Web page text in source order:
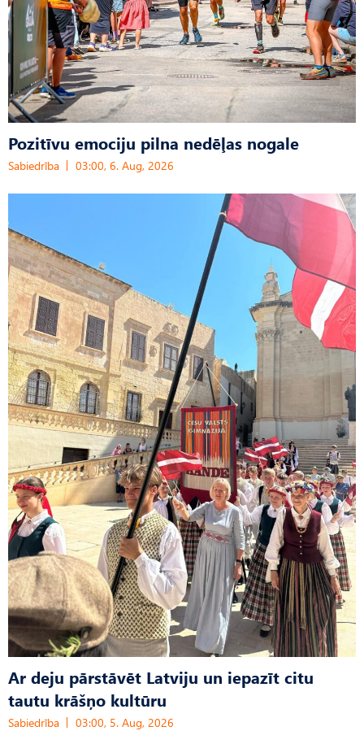
Pozitīvu emociju pilna nedēļas nogale
Sabiedrība 03:00, 6. Aug, 2026
Ar deju pārstāvēt Latviju un iepazīt citu
tautu krāšņo kultūru
Sabiedrība 03:00, 5. Aug, 2026